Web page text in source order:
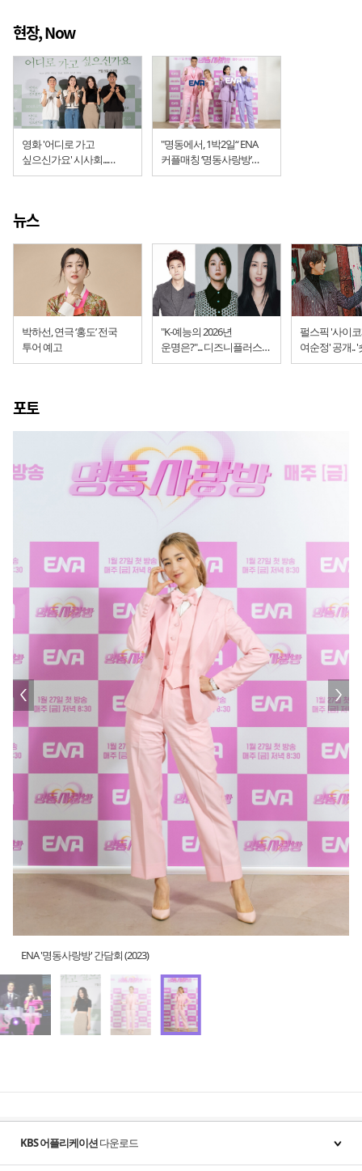
현장, Now
영화 '어디로 가고
싶으신가요' 시사회...
"비극적 사고, 그 이후"
"명동에서, 1박2일“ ENA
커플매칭 ‘명동사랑방’
간담회 (현장)
뉴스
박하선, 연극 ‘홍도’ 전국
투어 예고
"K-예능의 2026년
운명은?"... 디즈니플러스
'운명전쟁49'
펄스픽 '사이
여순정' 공개.. '숏폼'
미스테리 로
포토
ENA '명동사랑방' 간담회 (2023)
KBS 어플리케이션다운로드